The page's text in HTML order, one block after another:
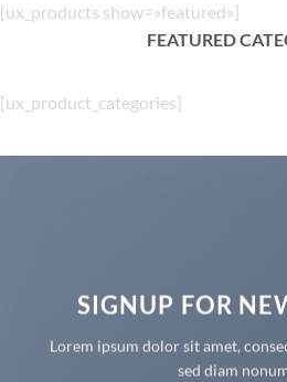
[ux_products show=»featured»]
FEATURED
[ux_product_categories]
SIGNUP FOR
Lorem ipsum dolor sit amet,
sed diam